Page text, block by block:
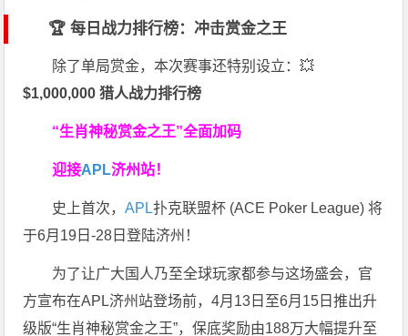
🏆 每日战力排行榜：冲击赏金之王
除了单局赏金，本次赛事还特别设立：💥
$1,000,000 猎人战力排行榜
“生肖神秘赏金之王”全面加码
迎接APL济州站！
史上首次，APL扑克联盟杯 (ACE Poker League) 将
于6月19日-28日登陆济州！
为了让广大国人乃至全球玩家都参与这场盛会，官
方宣布在APL济州站登场前，4月13日至6月15日推出升
级版“生肖神秘赏金之王”，保底奖励由188万大幅提升至